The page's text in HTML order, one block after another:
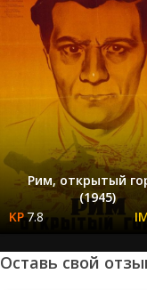
Рим, открытый
(1945)
7.8
Оставь свой